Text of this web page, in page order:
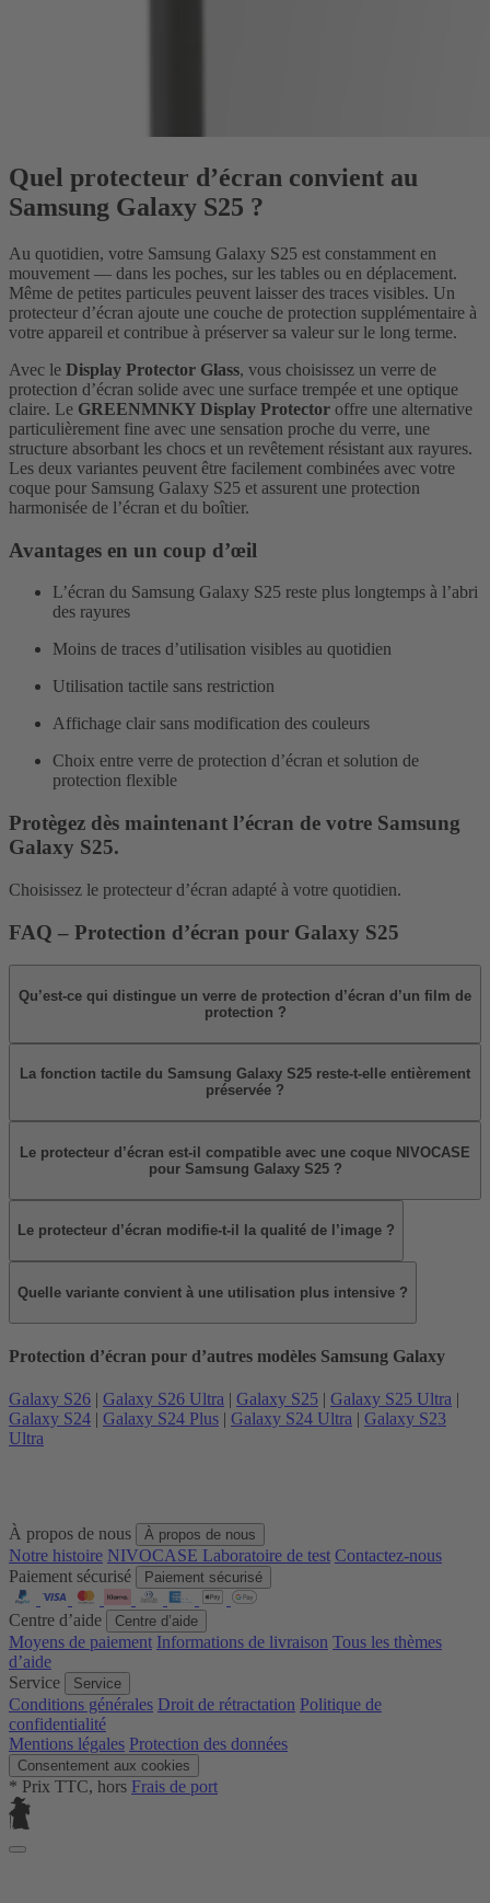
Quel protecteur d’écran convient au
Samsung Galaxy S25 ?
Au quotidien, votre Samsung Galaxy S25 est constamment en
mouvement — dans les poches, sur les tables ou en déplacement.
Même de petites particules peuvent laisser des traces visibles. Un
protecteur d’écran ajoute une couche de protection supplémentaire à
votre appareil et contribue à préserver sa valeur sur le long terme.
Avec le Display Protector Glass, vous choisissez un verre de
protection d’écran solide avec une surface trempée et une optique
claire. Le GREENMNKY Display Protector offre une alternative
particulièrement fine avec une sensation proche du verre, une
structure absorbant les chocs et un revêtement résistant aux rayures.
Les deux variantes peuvent être facilement combinées avec votre
coque pour Samsung Galaxy S25 et assurent une protection
harmonisée de l’écran et du boîtier.
Avantages en un coup d’œil
L’écran du Samsung Galaxy S25 reste plus longtemps à l’abri
des rayures
Moins de traces d’utilisation visibles au quotidien
Utilisation tactile sans restriction
Affichage clair sans modification des couleurs
Choix entre verre de protection d’écran et solution de
protection flexible
Protègez dès maintenant l’écran de votre Samsung
Galaxy S25.
Choisissez le protecteur d’écran adapté à votre quotidien.
FAQ – Protection d’écran pour Galaxy S25
Qu’est-ce qui distingue un verre de protection d’écran d’un film de
protection ?
La fonction tactile du Samsung Galaxy S25 reste-t-elle entièrement
préservée ?
Le protecteur d’écran est-il compatible avec une coque NIVOCASE
pour Samsung Galaxy S25 ?
Le protecteur d’écran modifie-t-il la qualité de l’image ?
Quelle variante convient à une utilisation plus intensive ?
Protection d’écran pour d’autres modèles Samsung Galaxy
Galaxy S26 | Galaxy S26 Ultra | Galaxy S25 | Galaxy S25 Ultra |
Galaxy S24 | Galaxy S24 Plus | Galaxy S24 Ultra | Galaxy S23
Ultra
À propos de nous À propos de nous
Notre histoire NIVOCASE Laboratoire de test Contactez-nous
Paiement sécurisé
Paiement sécurisé
Centre d’aide Centre d’aide
Moyens de paiement Informations de livraison Tous les thèmes
d’aide
Service
Service
Conditions générales Droit de rétractation Politique de
confidentialité
Mentions légales Protection des données
Consentement aux cookies
* Prix TTC, hors Frais de port